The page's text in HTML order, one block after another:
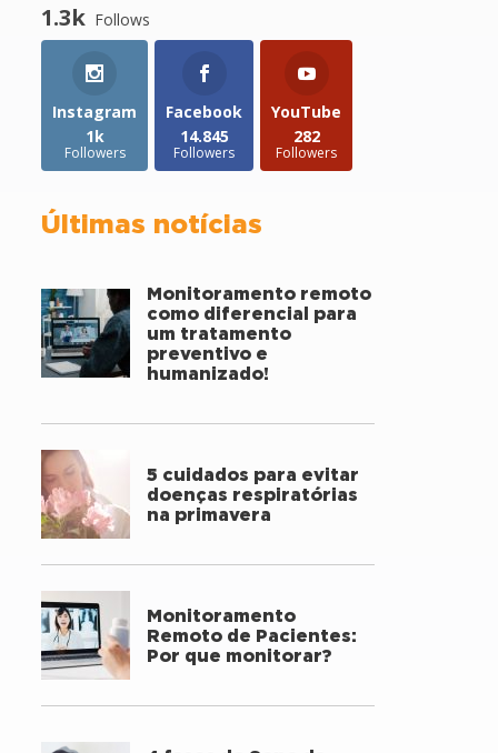
1.3k Follows
Instagram
1k
Followers
Facebook
14.845
Followers
YouTube
282
Followers
Últimas notícias
Monitoramento remoto
como diferencial para
um tratamento
preventivo e
humanizado!
5 cuidados para evitar
doenças respiratórias
na primavera
Monitoramento
Remoto de Pacientes:
Por que monitorar?